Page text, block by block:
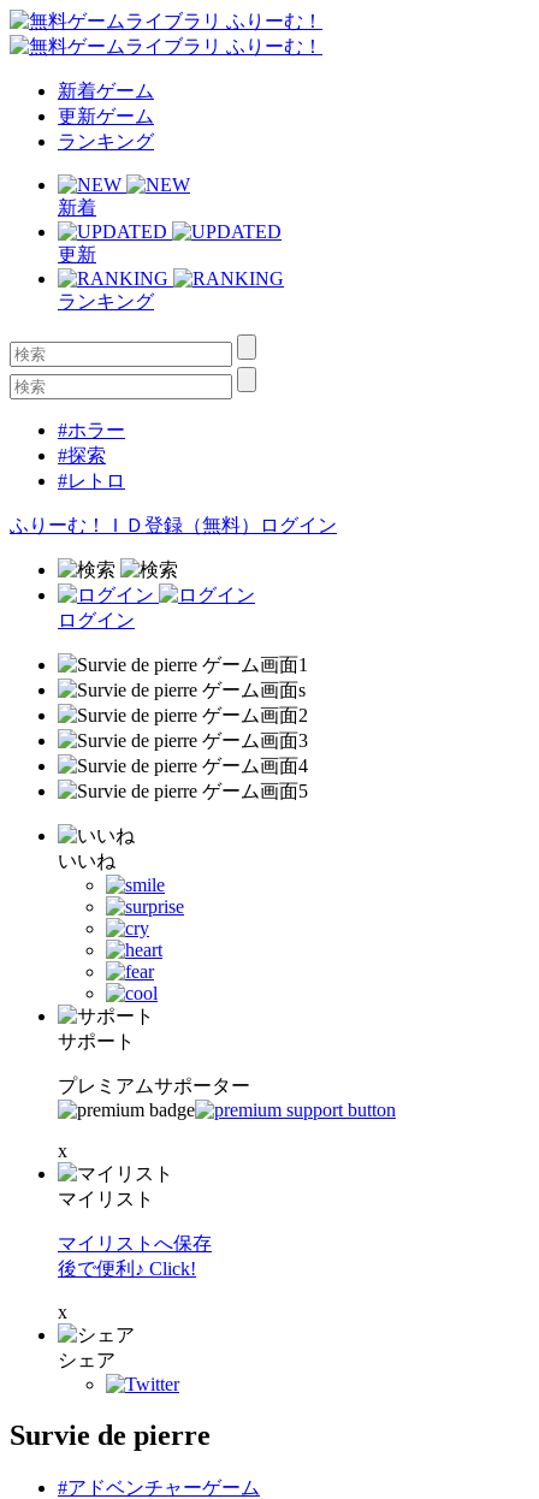
新着ゲーム
更新ゲーム
ランキング
新着
更新
ランキング
#ホラー
#探索
#レトロ
ふりーむ！ＩＤ登録（無料） ログイン
ログイン
いいね
サポート
プレミアムサポーター
x
マイリスト
マイリストへ保存
後で便利♪ Click!
x
シェア
Survie de pierre
#アドベンチャーゲーム